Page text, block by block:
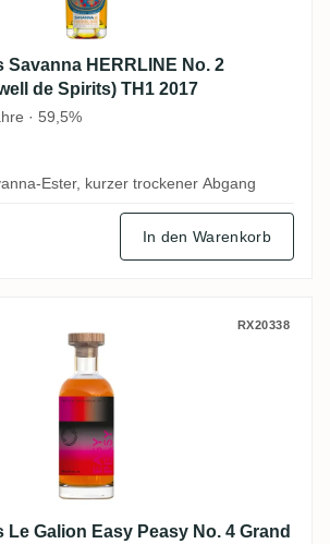
Savanna HERRLINE No. 2
de Spirits) TH1 2017
· 59,5%
Ester, kurzer trockener Abgang
In den Warenkorb
Le Galion Easy Peasy
RX20338
Le Galion Easy Peasy No. 4 Grand